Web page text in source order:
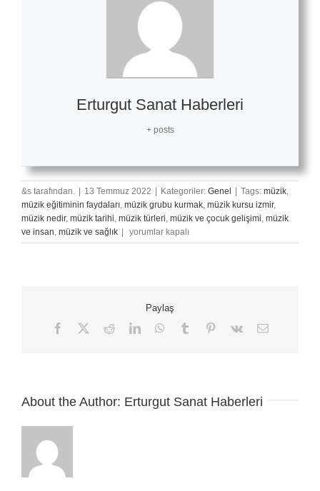
Erturgut Sanat Haberleri
+ posts
&s tarafından. | 13 Temmuz 2022 | Kategoriler: Genel | Tags: müzik
müzik eğitiminin faydaları müzik grubu kurmak müzik kursu izmir,
müzik nedir, müzik tarihi müzik türleri müzik ve çocuk gelişimi müzik
ve insan müzik ve sağlık |
Müziğinizi
Çalma
yorumlar kapalı
Paylaş
Facebook RedditLinkedInWhatsApp
Tumblr Pinterest
Vk
E-
About the Author: Erturgut Sanat Haberleri